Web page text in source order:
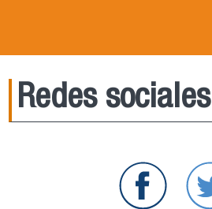
Redes sociales